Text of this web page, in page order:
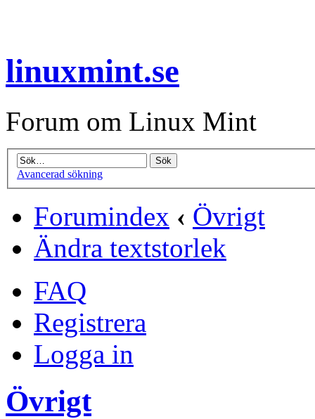
linuxmint.se
Forum om Linux Mint
Avancerad sökning
Forumindex ‹ Övrigt
Ändra textstorlek
FAQ
Registrera
Logga in
Övrigt